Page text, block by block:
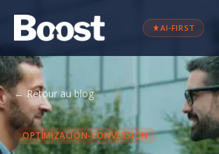
AI-FIRST
←Retour au blog
OPTIMIZACION-CONVERSION